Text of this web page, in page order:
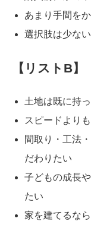
あまり手間を
選択肢は少な
【リストB】
土地は既に持
スピードより
間取り・工法
だわりたい
子どもの成長
たい
家を建てるな